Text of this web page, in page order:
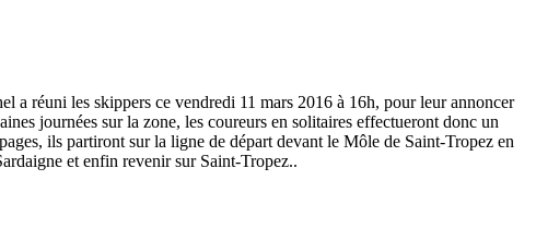
a réuni les skippers ce vendredi 11 mars 2016 à 16h, pour leur annoncer
journées sur la zone, les coureurs en solitaires effectueront donc un
ils partiront sur la ligne de départ devant le Môle de Saint-Tropez en
et enfin revenir sur Saint-Tropez..